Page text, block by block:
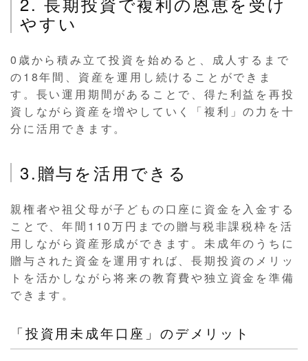
やすい
0歳から積み立て投資を始めると、成人するまで
の18年間、資産を運用し続けることができま
す。長い運用期間があることで、得た利益を再投
資しながら資産を増やしていく「複利」の力を十
分に活用できます。
3.贈与を活用できる
親権者や祖父母が子どもの口座に資金を入金する
ことで、年間110万円までの贈与税非課税枠を活
用しながら資産形成ができます。未成年のうちに
贈与された資金を運用すれば、長期投資のメリッ
トを活かしながら将来の教育費や独立資金を準備
できます。
「投資用未成年口座」のデメリット